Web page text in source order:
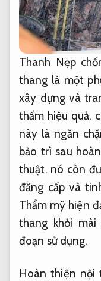
Thanh Nẹp
thang là một
xây dựng và
thấm hiệu quả.
này là ngăn
bảo trì sau
thuật. nó còn
đẳng cấp và
Thẩm mỹ hiện
thang khỏi
đoạn sử dụng.
Hoàn thiện nội